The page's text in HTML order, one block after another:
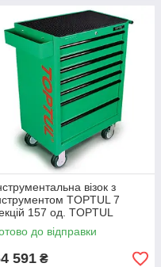
візок з
TOPTUL 7
157 од. TOPTUL
до відправки
591 ₴